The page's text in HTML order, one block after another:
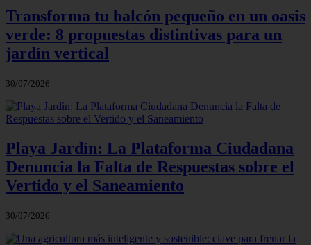
Transforma tu balcón pequeño en un oasis
verde: 8 propuestas distintivas para un
jardín vertical
30/07/2026
Playa Jardín: La Plataforma Ciudadana
Denuncia la Falta de Respuestas sobre el
Vertido y el Saneamiento
30/07/2026